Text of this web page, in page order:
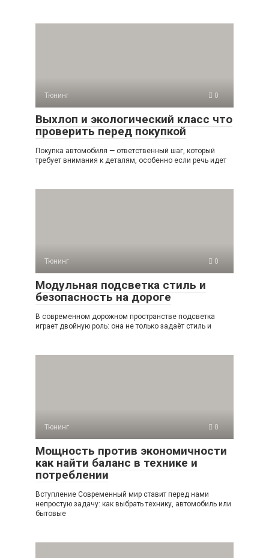
Тюнинг 0
Выхлоп и экологический класс что
проверить перед покупкой
Покупка автомобиля — ответственный шаг, который
требует внимания к деталям, особенно если речь идет
Тюнинг 0
Модульная подсветка стиль и
безопасность на дороге
В современном дорожном пространстве подсветка
играет двойную роль: она не только задаёт стиль и
Тюнинг 0
Мощность против экономичности
как найти баланс в технике и
потреблении
Вступление Современный мир ставит перед нами
непростую задачу: как выбрать технику, автомобиль или
бытовые